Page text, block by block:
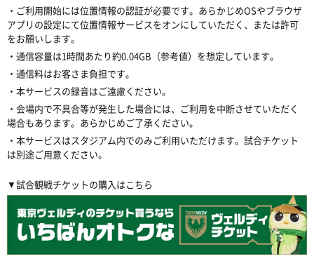
・ご利用開始には位置情報の認証が必要です。あらかじめOSやブラウザ
アプリの設定にて位置情報サービスをオンにしていただく、または許可
をお願いします。
・通信容量は1時間あたり約0.04GB（参考値）を想定しています。
・通信料はお客さま負担です。
・本サービスの録音はご遠慮ください。
・会場内で不具合等が発生した場合には、ご利用を中断させていただく
場合もあります。あらかじめご了承ください。
・本サービスはスタジアム内でのみご利用いただけます。試合チケット
は別途ご用意ください。
▼試合観戦チケットの購入はこちら